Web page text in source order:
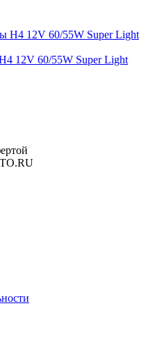
12V 60/55W Super Light